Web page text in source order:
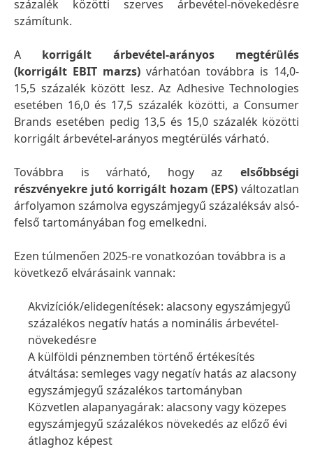
százalék közötti szerves árbevétel-növekedésre
számítunk.
A korrigált árbevétel-arányos megtérülés
(korrigált EBIT marzs) várhatóan továbbra is 14,0-
15,5 százalék között lesz. Az Adhesive Technologies
esetében 16,0 és 17,5 százalék közötti, a Consumer
Brands esetében pedig 13,5 és 15,0 százalék közötti
korrigált árbevétel-arányos megtérülés várható.
Továbbra is várható, hogy az elsőbbségi
részvényekre jutó korrigált hozam(EPS) változatlan
árfolyamon számolva egyszámjegyű százaléksáv alsó-
felső tartományában fog emelkedni.
Ezen túlmenően 2025-re vonatkozóan továbbra is a
következő elvárásaink vannak:
Akvizíciók/elidegenítések: alacsony egyszámjegyű
százalékos negatív hatás a nominális árbevétel-
növekedésre
A külföldi pénznemben történő értékesítés
átváltása: semleges vagy negatív hatás az alacsony
egyszámjegyű százalékos tartományban
Közvetlen alapanyagárak: alacsony vagy közepes
egyszámjegyű százalékos növekedés az előző évi
átlaghoz képest